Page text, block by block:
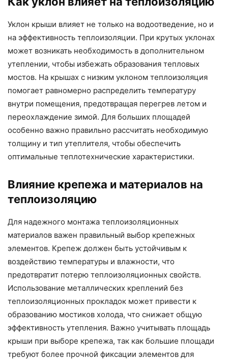
Уклон крыши влияет не только на водоотведение, но и
на эффективность теплоизоляции. При крутых уклонах
может возникать необходимость в дополнительном
утеплении, чтобы избежать образования тепловых
мостов. На крышах с низким уклоном теплоизоляция
помогает равномерно распределить температуру
внутри помещения, предотвращая перегрев летом и
переохлаждение зимой. Для больших площадей
особенно важно правильно рассчитать необходимую
толщину и тип утеплителя, чтобы обеспечить
оптимальные теплотехнические характеристики.
Влияние крепежа и материалов на
теплоизоляцию
Для надежного монтажа теплоизоляционных
материалов важен правильный выбор крепежных
элементов. Крепеж должен быть устойчивым к
воздействию температуры и влажности, что
предотвратит потерю теплоизоляционных свойств.
Использование металлических креплений без
теплоизоляционных прокладок может привести к
образованию мостиков холода, что снижает общую
эффективность утепления. Важно учитывать площадь
крыши при выборе крепежа, так как большие площади
требуют более прочной фиксации элементов для